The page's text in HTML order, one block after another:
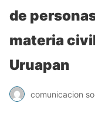
de
materia
Uruapan
comunicacion